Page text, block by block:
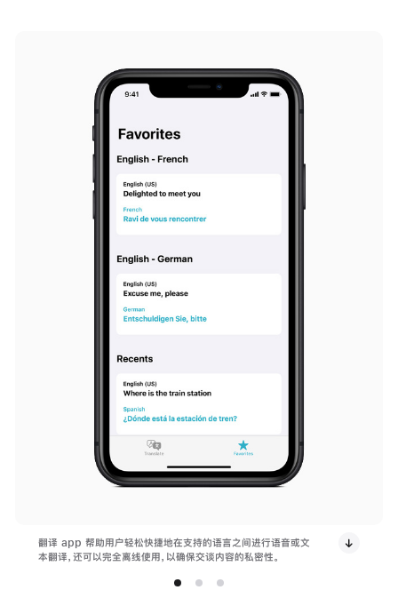
翻译 app 帮助用户轻松快捷地在支持的语言之间进行语音或文
本翻译，还可以完全离线使用，以确保交谈内容的私密性。